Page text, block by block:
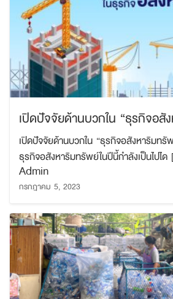
เปิดปัจจัยด้านบวกใน “ธุรกิจอสั
เปิดปัจจัยด้านบวกใน “ธุรกิจอสังหาริม
ธุรกิจอสังหาริมทรัพย์ในปีนี้กำลังเป็นไปไ
Admin
กรกฎาคม 5, 2023